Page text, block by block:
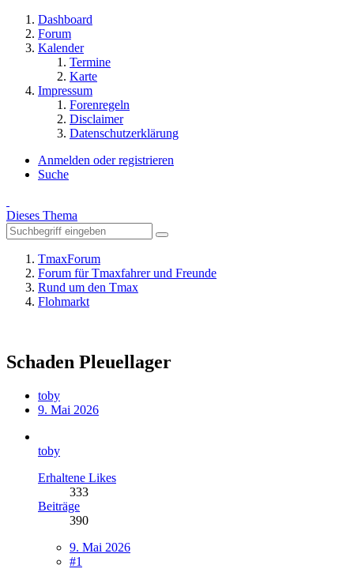
Dashboard
Forum
Kalender
Termine
Karte
Impressum
Forenregeln
Disclaimer
Datenschutzerklärung
Anmelden oder registrieren
Suche
Dieses Thema
TmaxForum
Forum für Tmaxfahrer und Freunde
Rund um den Tmax
Flohmarkt
Schaden Pleuellager
toby
9. Mai 2026
toby
Erhaltene Likes
333
Beiträge
390
9. Mai 2026
#1